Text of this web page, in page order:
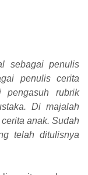
sebagai penulis
penulis cerita
pengasuh rubrik
Di majalah
anak. Sudah
telah ditulisnya